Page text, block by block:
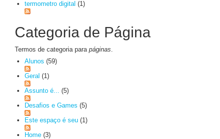
termometro digital (1)
Categoria de Página
Termos de categoria para páginas
Alunos (59)
Geral (1)
Assunto é... (5)
Desafios e Games (5)
Este espaço é seu (1)
Home (3)